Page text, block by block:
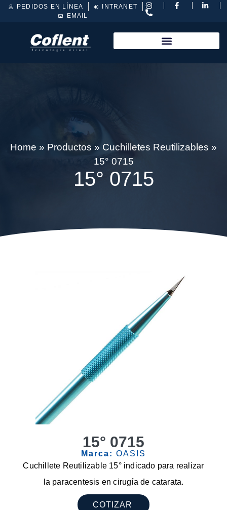
PEDIDOS EN LÍNEA
INTRANET
EMAIL
Home » Productos » Cuchilletes Reutilizables »
15° 0715
15° 0715
15° 0715
Marca: OASIS
Cuchillete Reutilizable 15° indicado para realizar
la paracentesis en cirugía de catarata.
COTIZAR